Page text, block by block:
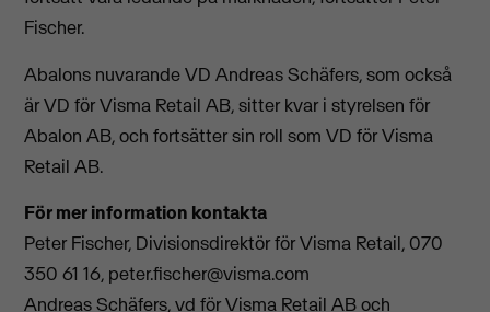
Fischer.
Abalons nuvarande VD Andreas Schäfers, som också
är VD för Visma Retail AB, sitter kvar i styrelsen för
Abalon AB, och fortsätter sin roll som VD för Visma
Retail AB.
För mer information kontakta
Peter Fischer, Divisionsdirektör för Visma Retail, 070
350 61 16, peter.fischer@visma.com
Andreas Schäfers, vd för Visma Retail AB och